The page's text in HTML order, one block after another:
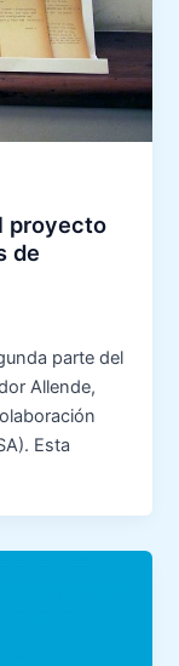
proyecto
de
parte del
Allende,
Esta